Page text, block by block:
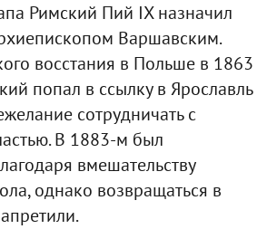
Римский Пий IX назначил
Варшавским.
восстания в Польше в 1863
попал в ссылку в Ярославль
сотрудничать с
В 1883-м был
вмешательству
однако возвращаться в